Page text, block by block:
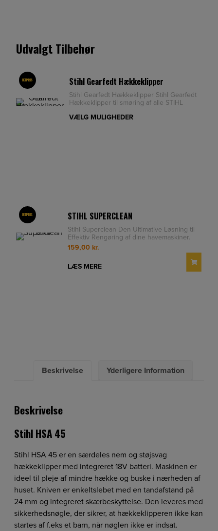
Udvalgt Tilbehør
NETPRIS Stihl Gearfedt Hækkeklipper
Stihl Gearfedt Hækkeklipper Stihl Gearfedt
Hækkeklipper til smøring af alle STIHL
VÆLG MULIGHEDER
NETPRIS STIHL SUPERCLEAN
Stihl Superclean Den Ultimative Løsning til
Effektiv Rengøring af dine havemaskiner.
Stihl Super
159,00 kr.
LÆS MERE
Beskrivelse Yderligere Information
Beskrivelse
Stihl HSA 45
Stihl HSA 45 er en særdeles nem og støjsvag
hækkeklipper med integreret 18V batteri. Maskinen er
ideel til pleje af mindre hække og buske i nærheden af
huset. Kniven er enkeltslebet med en tandafstand på
24 mm og integreret skærbeskyttelse. Den leveres med
sikkerhedsnøgle, der sikrer, at hækkeklipperen ikke kan
startes af f.eks et barn, når nøglen ikke er indsat.